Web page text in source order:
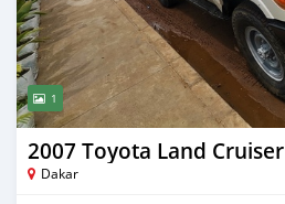
1
2007 Toyota Land Cruiser
Dakar